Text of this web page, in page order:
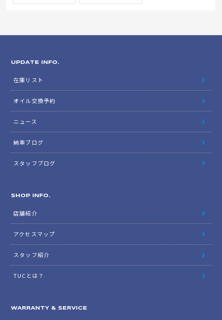
UPDATE INFO.
在庫リスト
オイル交換予約
ニュース
納車ブログ
スタッフブログ
SHOP INFO.
店舗紹介
アクセスマップ
スタッフ紹介
TUCとは？
WARRANTY & SERVICE